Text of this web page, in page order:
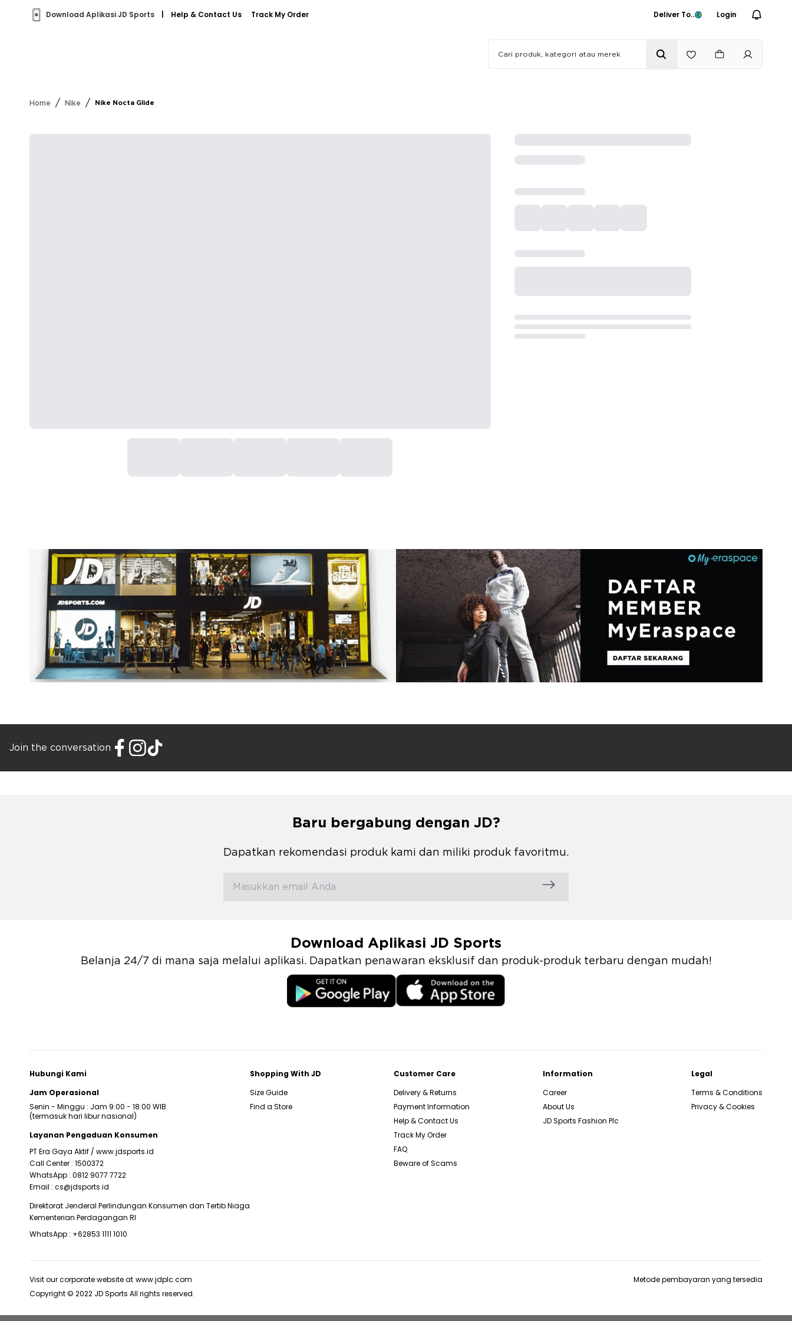
Download Aplikasi JD Sports Help & Contact Us Track My Order Deliver To.. Login
Home / Nike / Nike Nocta Glide
Join the conversation
Baru bergabung dengan JD?
Dapatkan rekomendasi produk kami dan miliki produk favoritmu.
Download Aplikasi JD Sports
Belanja 24/7 di mana saja melalui aplikasi. Dapatkan penawaran eksklusif dan produk-produk terbaru dengan mudah!
Hubungi Kami
Jam Operasional
Senin - Minggu : Jam 9:00 - 18:00 WIB
(termasuk hari libur nasional)
Layanan Pengaduan Konsumen
PT Era Gaya Aktif / www.jdsports.id
Call Center : 1500372
WhatsApp : 0812 9077 7722
Email : cs@jdsports.id
Direktorat Jenderal Perlindungan Konsumen dan Tertib Niaga
Kementerian Perdagangan RI
WhatsApp : +62853 1111 1010
Shopping With JD
Size Guide
Find a Store
Customer Care
Delivery & Returns
Payment Information
Help & Contact Us
Track My Order
FAQ
Beware of Scams
Information
Career
About Us
JD Sports Fashion Plc
Legal
Terms & Conditions
Privacy & Cookies
Visit our corporate website at www.jdplc.com
Copyright © 2022 JD Sports All rights reserved.
Metode pembayaran yang tersedia